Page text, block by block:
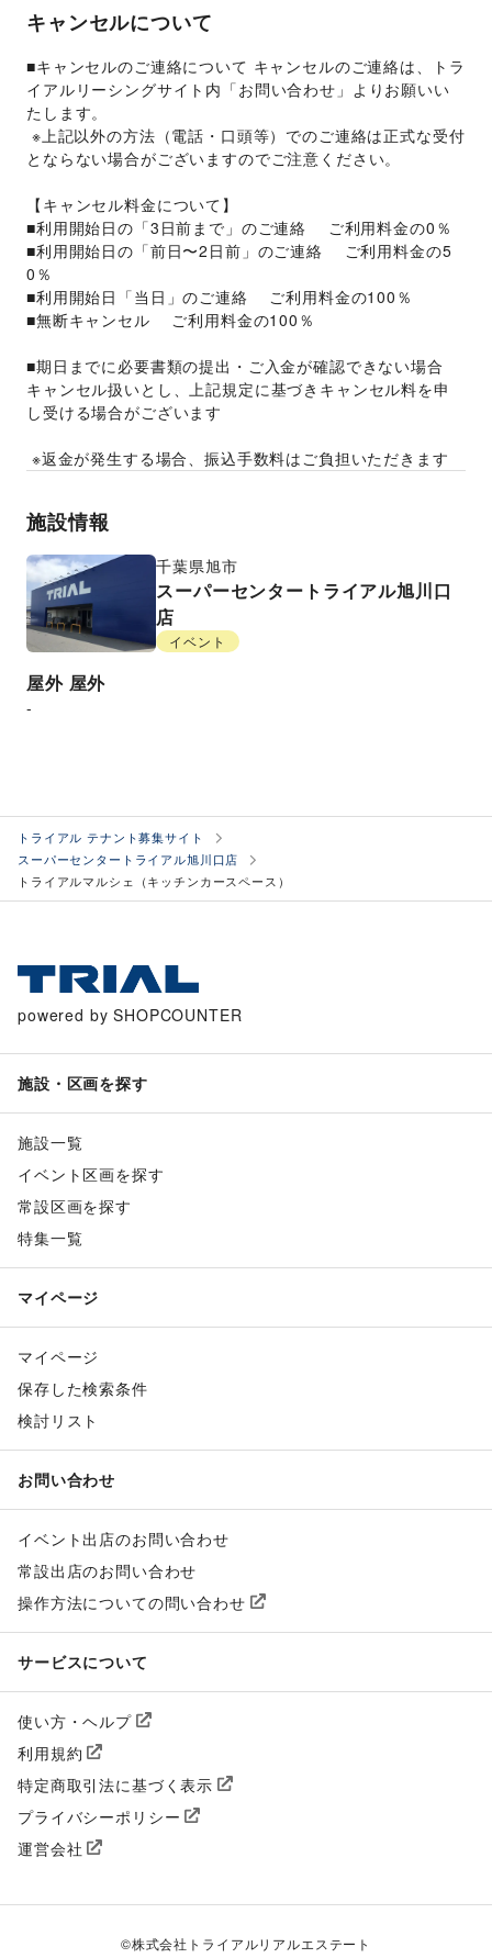
キャンセルについて
■キャンセルのご連絡について キャンセルのご連絡は、トラ
イアルリーシングサイト内「お問い合わせ」よりお願いい
たします。
とならない場合がございますのでご注意ください。
【キャンセル料金について】
■利用開始日の「3日前まで」のご連絡 　ご利用料金の0％
■利用開始日の「前日〜2日前」のご連絡 　ご利用料金の5
0％
■利用開始日「当日」のご連絡 　ご利用料金の100％
■無断キャンセル 　ご利用料金の100％
■期日までに必要書類の提出・ご入金が確認できない場合
キャンセル扱いとし、上記規定に基づきキャンセル料を申
し受ける場合がございます
※返金が発生する場合、振込手数料はご負担いただきます
施設情報
千葉県旭市
スーパーセンタートライアル旭川口
店
イベント
屋外 屋外
-
トライアル テナント募集サイト
スーパーセンタートライアル旭川口店
トライアルマルシェ（キッチンカースペース）
powered by SHOPCOUNTER
施設・区画を探す
施設一覧
イベント区画を探す
常設区画を探す
特集一覧
マイページ
マイページ
保存した検索条件
検討リスト
お問い合わせ
イベント出店のお問い合わせ
常設出店のお問い合わせ
操作方法についての問い合わせ
サービスについて
使い方・ヘルプ
利用規約
特定商取引法に基づく表示
プライバシーポリシー
運営会社
©株式会社トライアルリアルエステート